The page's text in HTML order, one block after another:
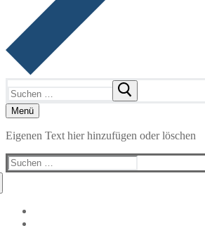
nach:
Menü
Eigenen Text hier hinzufügen oder löschen
Suchen
nach: